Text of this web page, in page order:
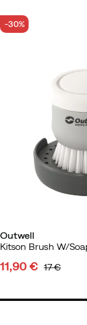
Outwell
Kitson Brush W/
-30%
11,90 € 17 €